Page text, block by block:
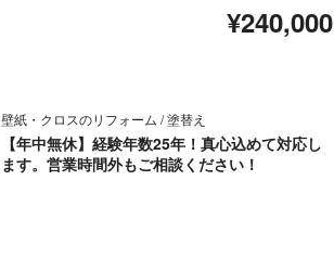
¥240,000
壁紙・クロスのリフォーム / 塗替え
【年中無休】経験年数25年！真心込めて対応し
ます。営業時間外もご相談ください！